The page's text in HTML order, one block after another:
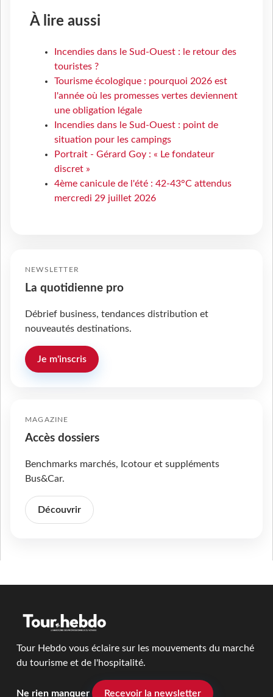
À lire aussi
Incendies dans le Sud-Ouest : le retour des
touristes ?
Tourisme écologique : pourquoi 2026 est
l'année où les promesses vertes deviennent
une obligation légale
Incendies dans le Sud-Ouest : point de
situation pour les campings
Portrait - Gérard Goy : « Le fondateur
discret »
4ème canicule de l'été : 42-43°C attendus
mercredi 29 juillet 2026
NEWSLETTER
La quotidienne pro
Débrief business, tendances distribution et
nouveautés destinations.
Je m'inscris
MAGAZINE
Accès dossiers
Benchmarks marchés, Icotour et suppléments
Bus&Car.
Découvrir
Tour Hebdo vous éclaire sur les mouvements du marché
du tourisme et de l'hospitalité.
Ne rien manquer Recevoir la newsletter